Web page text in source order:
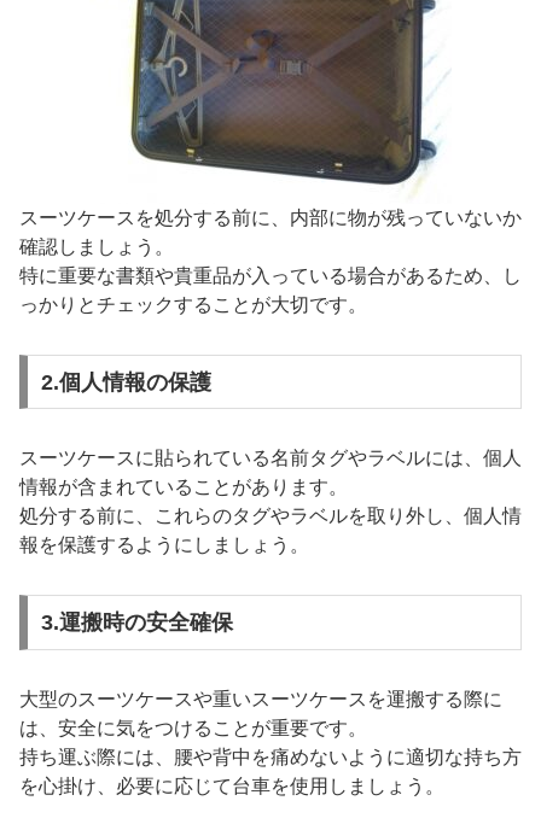
スーツケースを処分する前に、内部に物が残っていないか
確認しましょう。
特に重要な書類や貴重品が入っている場合があるため、し
っかりとチェックすることが大切です。
2.個人情報の保護
スーツケースに貼られている名前タグやラベルには、個人
情報が含まれていることがあります。
処分する前に、これらのタグやラベルを取り外し、個人情
報を保護するようにしましょう。
3.運搬時の安全確保
大型のスーツケースや重いスーツケースを運搬する際に
は、安全に気をつけることが重要です。
持ち運ぶ際には、腰や背中を痛めないように適切な持ち方
を心掛け、必要に応じて台車を使用しましょう。